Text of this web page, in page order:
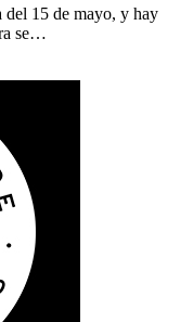
del 15 de mayo, y hay
se…